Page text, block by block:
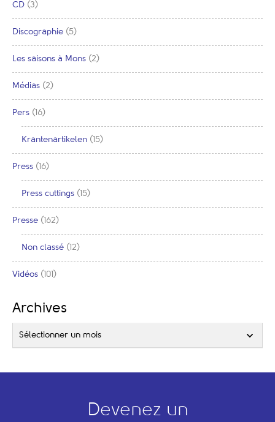
CD (3)
Discographie (5)
Les saisons à Mons (2)
Médias (2)
Pers (16)
Krantenartikelen (15)
Press (16)
Press cuttings (15)
Presse (162)
Non classé (12)
Vidéos (101)
Archives
Sélectionner un mois
Devenez un